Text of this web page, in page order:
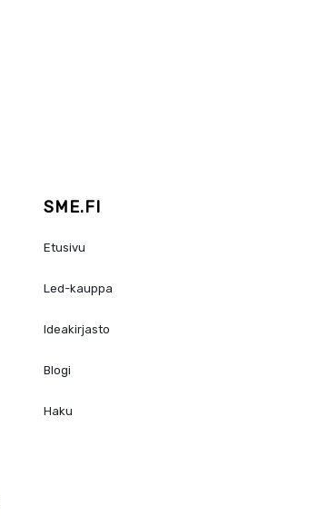
SME.FI
Etusivu
Led-kauppa
Ideakirjasto
Blogi
Haku